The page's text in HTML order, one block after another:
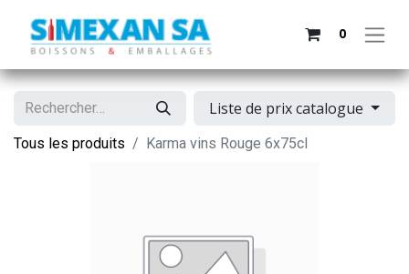
0
Liste de prix catalogue
Tous les produits Karma vins Rouge 6x75cl